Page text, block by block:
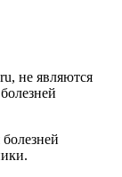
не являются